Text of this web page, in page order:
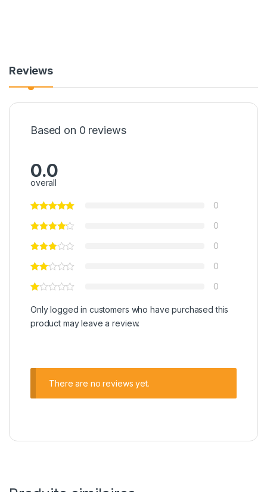
Reviews
Based on 0 reviews
0.0
overall
0
0
0
0
0
Only logged in customers who have purchased this
product may leave a review.
There are no reviews yet.